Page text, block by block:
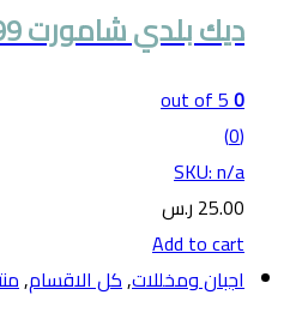
ديك بلدي شامورت 600/699جرام
0
out of 5
(0)
SKU: n/a
25.00 ر.س
Add to cart
اجبان ومخللات,كل الاقسام,